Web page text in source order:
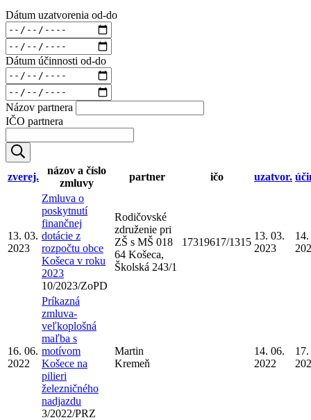
Dátum uzatvorenia od-do
Dátum účinnosti od-do
Názov partnera
IČO partnera
zverej.
názov a číslo
zmluvy
partner ičo uzatvor.
13. 03.
2023
Zmluva o
poskytnutí
finančnej
dotácie z
rozpočtu obce
Košeca v roku
2023
10/2023/ZoPD
Rodičovské
združenie pri
ZŠ s MŠ 018
64 Košeca,
Školská 243/1
17319617/1315
13. 03.
2023
16. 06.
2022
Príkazná
zmluva-
veľkoplošná
maľba s
motívom
Košece na
pilieri
železničného
nadjazdu
3/2022/PRZ
Martin
Kremeň
14. 06.
2022